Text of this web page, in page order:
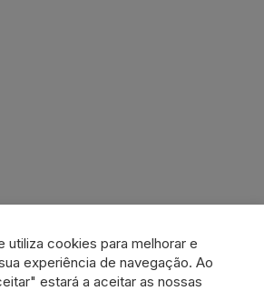
utiliza cookies para melhorar e
experiência de navegação. Ao
estará a aceitar as nossas